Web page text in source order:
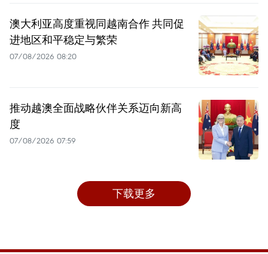
澳大利亚高度重视同越南合作 共同促
进地区和平稳定与繁荣
07/08/2026 08:20
推动越澳全面战略伙伴关系迈向新高
度
07/08/2026 07:59
下载更多